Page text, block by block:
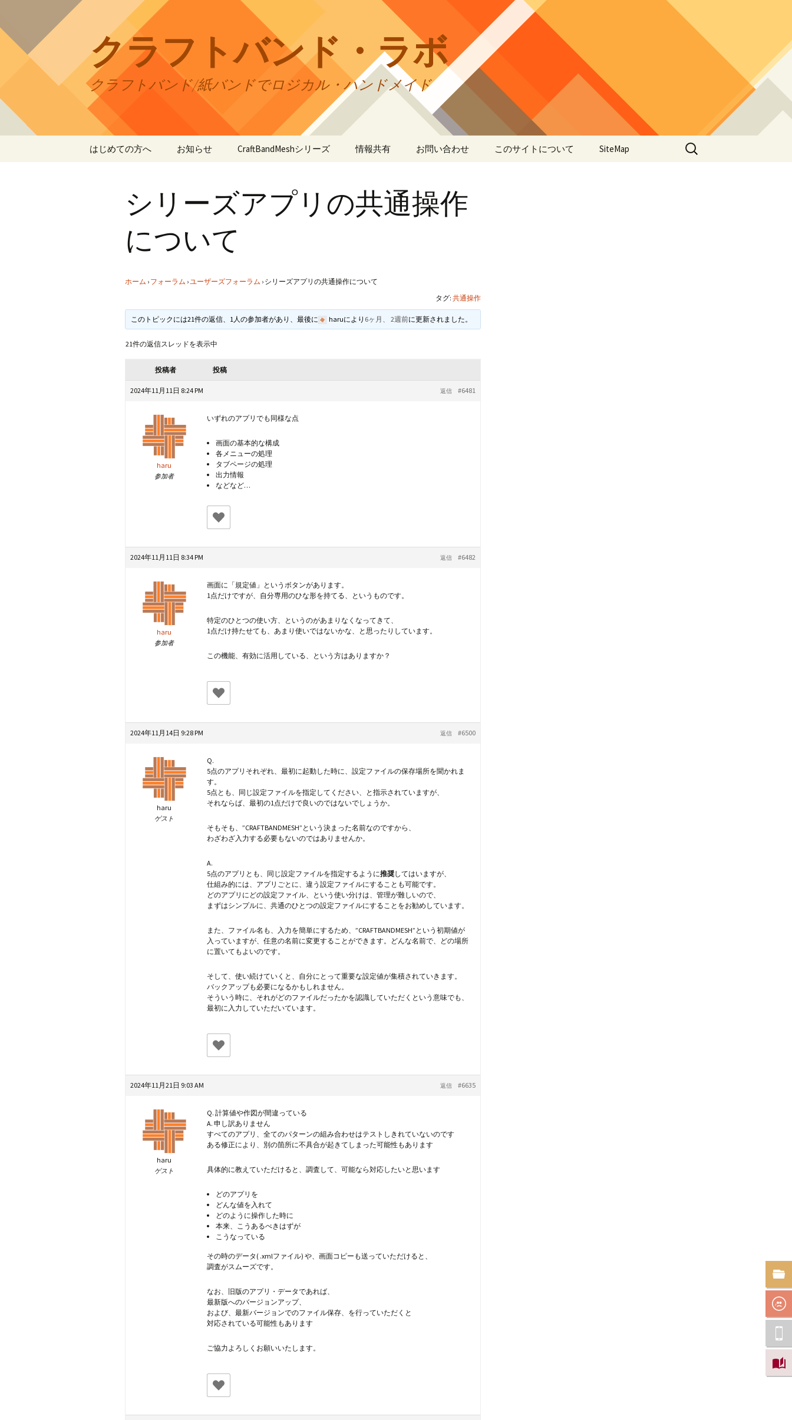
テ
キ
プ
クラフトバンド・ラボ
クラフトバンド/紙バンドでロジカル・ハンドメイド
はじめての方へ お知らせ CraftBandMeshシリーズ
CraftBandMesh出力例
CraftBandSquare45 CraftBandSquare45使用
例
CraftBandHexagon
CbMesh
初回起動手順と始め方
情報共有
ユーザーズフォーラム
Webツールのご案内
斜め編み(北欧編み)のサ
縦横のステッチ・2色の
お問い合わせ このサイトについて SiteMap
検
索:
シリーズアプリの共通操作
について
ホーム › フォーラム ›ユーザーズフォーラム › シリーズアプリの共通操作について
タグ: 共通操作
このトピックには21件の返信、1人の参加者があり、最後に haruにより 6ヶ月、 2週前に更新されました。
21件の返信スレッドを表示中
投稿者 投稿
2024年11月11日 8:24 PM #6481
返信
haru
参加者
いずれのアプリでも同様な点
画面の基本的な構成
各メニューの処理
タブページの処理
出力情報
などなど…
2024年11月11日 8:34 PM #6482
返信
haru
参加者
画面に「規定値」というボタンがあります。
1点だけですが、自分専用のひな形を持てる、というものです。
特定のひとつの使い方、というのがあまりなくなってきて、
1点だけ持たせても、あまり使いではないかな、と思ったりしています。
この機能、有効に活用している、という方はありますか？
2024年11月14日 9:28 PM #6500
返信
haru
ゲスト
Q.
5点のアプリそれぞれ、最初に起動した時に、設定ファイルの保存場所を聞かれま
す。
5点とも、同じ設定ファイルを指定してください、と指示されていますが、
それならば、最初の1点だけで良いのではないでしょうか。
そもそも、”CRAFTBANDMESH”という決まった名前なのですから、
わざわざ入力する必要もないのではありませんか。
A.
5点のアプリとも、同じ設定ファイルを指定するように推奨してはいますが、
仕組み的には、アプリごとに、違う設定ファイルにすることも可能です。
どのアプリにどの設定ファイル、という使い分けは、管理が難しいので、
まずはシンプルに、共通のひとつの設定ファイルにすることをお勧めしています。
また、ファイル名も、入力を簡単にするため、”CRAFTBANDMESH”という初期値が
入っていますが、任意の名前に変更することができます。どんな名前で、どの場所
に置いてもよいのです。
そして、使い続けていくと、自分にとって重要な設定値が集積されていきます。
バックアップも必要になるかもしれません。
そういう時に、それがどのファイルだったかを認識していただくという意味でも、
最初に入力していただいています。
2024年11月21日 9:03 AM #6635
返信
haru
ゲスト
Q. 計算値や作図が間違っている
A. 申し訳ありません
すぺてのアプリ、全てのパターンの組み合わせはテストしきれていないのです
ある修正により、別の箇所に不具合が起きてしまった可能性もあります
具体的に教えていただけると、調査して、可能なら対応したいと思います
どのアプリを
どんな値を入れて
どのように操作した時に
本来、こうあるべきはずが
こうなっている
その時のデータ( .xmlファイル) や、画面コピーも送っていただけると、
調査がスムーズです。
なお、旧版のアプリ・データであれば、
最新版へのバージョンアップ、
および、最新バージョンでのファイル保存、を行っていただくと
対応されている可能性もあります
ご協力よろしくお願いいたします。